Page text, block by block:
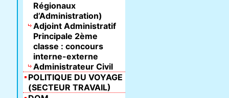
Régionaux
d’Administration)
Adjoint Administratif
Principale 2ème
classe : concours
interne-externe
Administrateur Civil
POLITIQUE DU VOYAGE
(SECTEUR TRAVAIL)